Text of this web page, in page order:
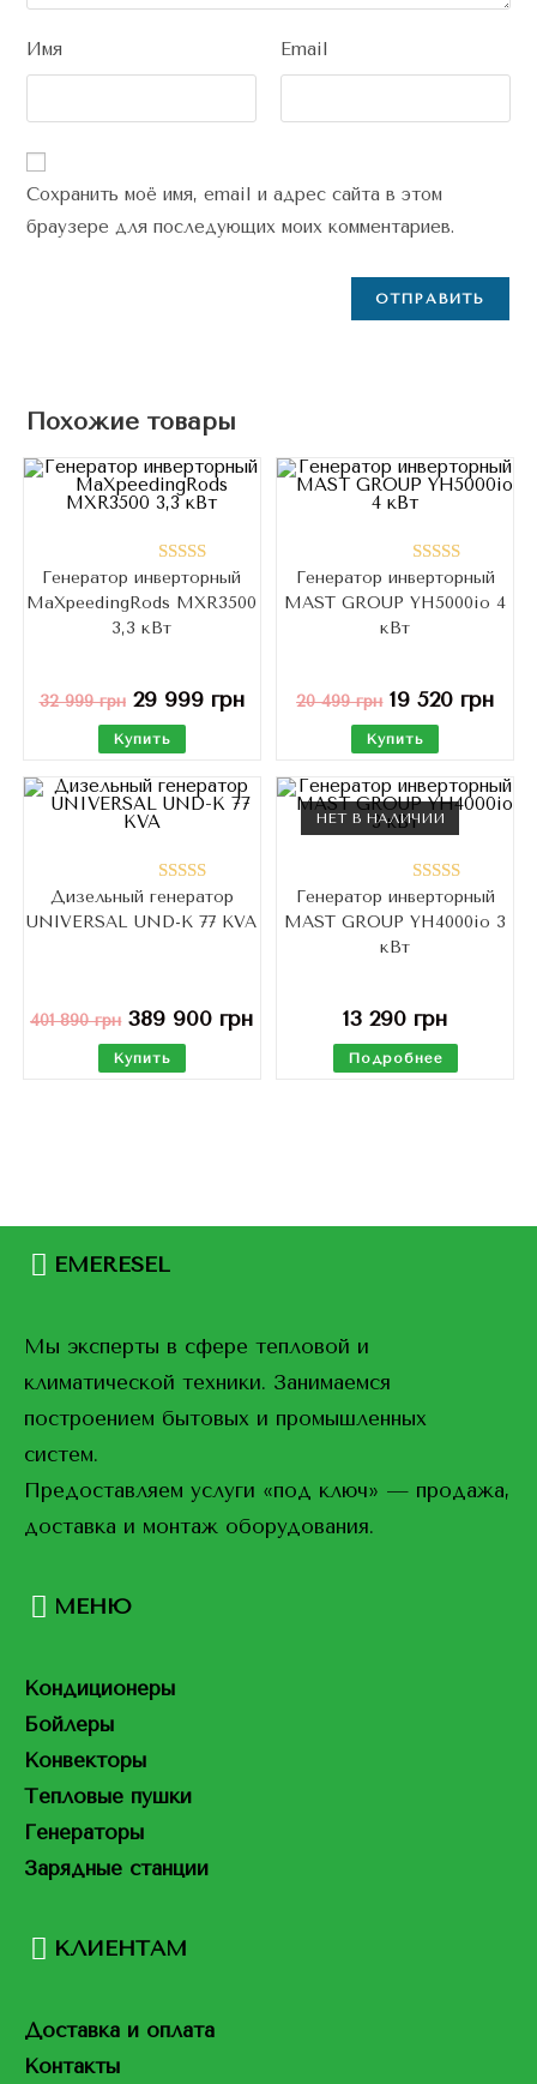
Имя Email
Сохранить моё имя, email и адрес сайта в этом
браузере для последующих моих комментариев.
Похожие товары
Оценка
4.76из 5
Генератор инверторный
MaXpeedingRods MXR3500
3,3 кВт
32 999грн 29 999грн
Купить
Оценка
5.00из 5
Генератор инверторный
MAST GROUP YH5000io 4
кВт
20 499грн 19 520 грн
Купить
Оценка
5.00из 5
Дизельный генератор
UNIVERSAL UND-K 77 KVA
401 890грн 389 900 грн
Купить
НЕТ В НАЛИЧИИ
Оценка
4.50из 5
Генератор инверторный
MAST GROUP YH4000io 3
кВт
13 290 грн
Подробнее
EMERESEL
Мы эксперты в сфере тепловой и
климатической техники. Занимаемся
построением бытовых и промышленных
систем.
Предоставляем услуги «под ключ» — продажа,
доставка и монтаж оборудования.
МЕНЮ
Кондиционеры
Бойлеры
Конвекторы
Тепловые пушки
Генераторы
Зарядные станции
КЛИЕНТАМ
Доставка и оплата
Контакты